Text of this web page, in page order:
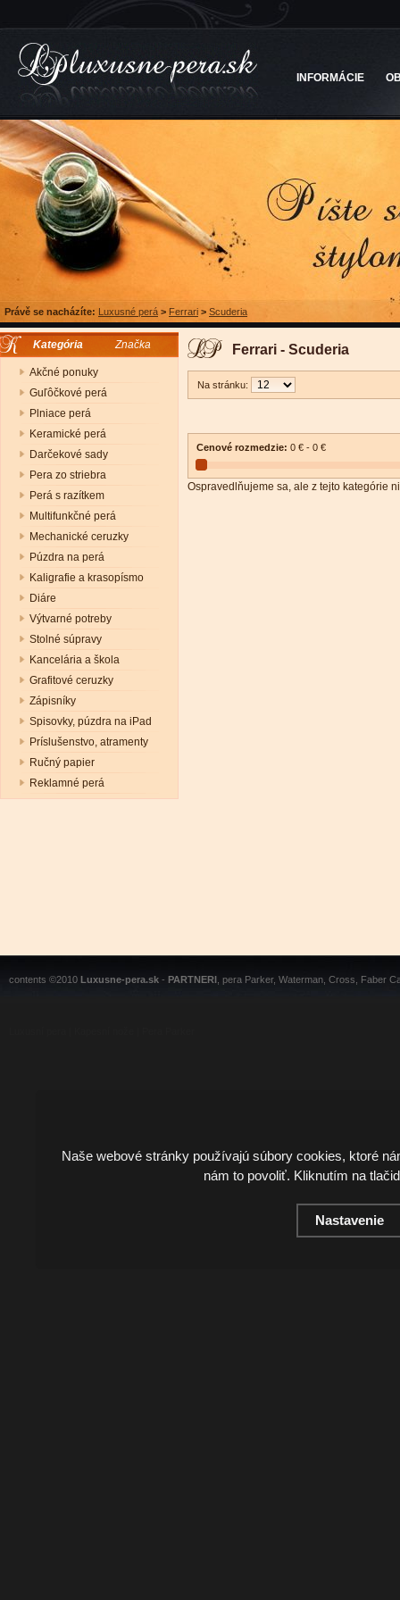
INFORMÁCIE
Právě se nacházíte: Luxusné perá > Ferrari > Scuderia
Kategória Značka
Akčné ponuky
Guľôčkové perá
Plniace perá
Keramické perá
Darčekové sady
Pera zo striebra
Perá s razítkem
Multifunkčné perá
Mechanické ceruzky
Púzdra na perá
Kaligrafie a krasopísmo
Diáre
Výtvarné potreby
Stolné súpravy
Kancelária a škola
Grafitové ceruzky
Zápisníky
Spisovky, púzdra na iPad
Príslušenstvo, atramenty
Ručný papier
Reklamné perá
Ferrari - Scuderia
Na stránku:
Cenové rozmedzie: 0 € - 0 €
Ospravedlňujeme sa, ale z tejto kategórie
contents ©2010 Luxusne-pera.sk - PARTNERI , pera Parker, Waterman, Cross, Faber
Naše webové stránky používajú súbory cookies, ktoré
nám to povoliť. Kliknutím na
Nastavenie